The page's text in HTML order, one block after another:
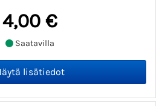
4,00 €
Saatavilla